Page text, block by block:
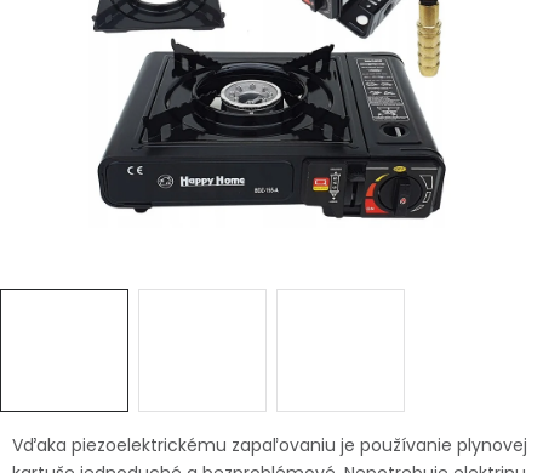
Domácnosť
Ochranné pracovné pomôcky
Vianoce
Fotovoltaika
Servis náradia Hodnotenie obchodu
Vďaka piezoelektrickému zapaľovaniu je používanie plynovej